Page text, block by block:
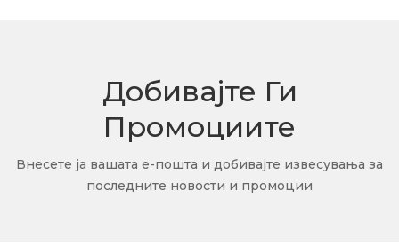
Добивајте Ги
Промоциите
Внесете ја вашата е-пошта и добивајте извесувања за
последните новости и промоции